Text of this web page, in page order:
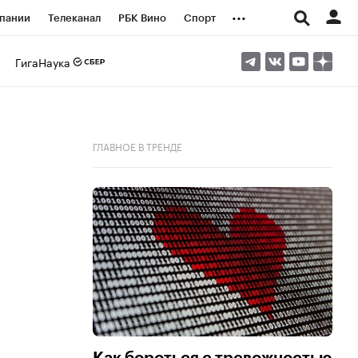
Телеканал РБК Вино Спорт ...
ГигаНаука
ГЛАВНОЕ В ТРЕНДЕ